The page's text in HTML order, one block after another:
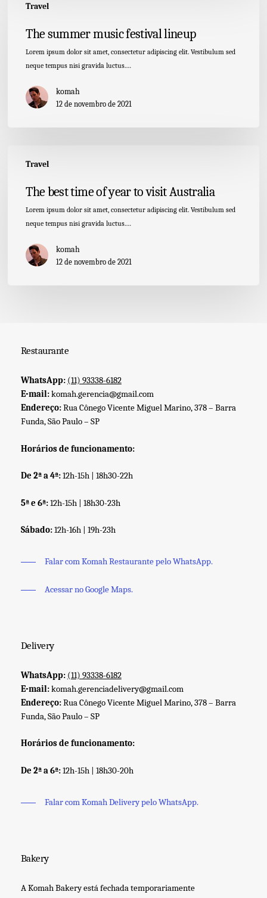
Travel
summer
festival
lineup
The summer music festival lineup
Lorem ipsum dolor sit amet, consectetur adipiscing elit. Vestibulum sed
neque tempus nisi gravida luctus.…
komah
12 de novembro de 2021
Travel
Australia
The best time of year to visit Australia
Lorem ipsum dolor sit amet, consectetur adipiscing elit. Vestibulum sed
neque tempus nisi gravida luctus.…
komah
12 de novembro de 2021
Restaurante
WhatsApp: (11) 93338-6182
E-mail:komah.gerencia@gmail.com
Endereço:Rua Cônego Vicente Miguel Marino, 378 – Barra
Funda, São Paulo – SP
Horários de funcionamento:
De 2ª a 4ª:12h-15h | 18h30-22h
5ª e 6ª:12h-15h | 18h30-23h
Sábado:12h-16h | 19h-23h
Falar com Komah Restaurante pelo WhatsApp.
Acessar no Google Maps.
Delivery
WhatsApp: (11) 93338-6182
E-mail:komah.gerenciadelivery@gmail.com
Endereço:Rua Cônego Vicente Miguel Marino, 378 – Barra
Funda, São Paulo – SP
Horários de funcionamento:
De 2ª a 6ª:12h-15h | 18h30-20h
Falar com Komah Delivery pelo WhatsApp.
Bakery
A Komah Bakery está fechada temporariamente